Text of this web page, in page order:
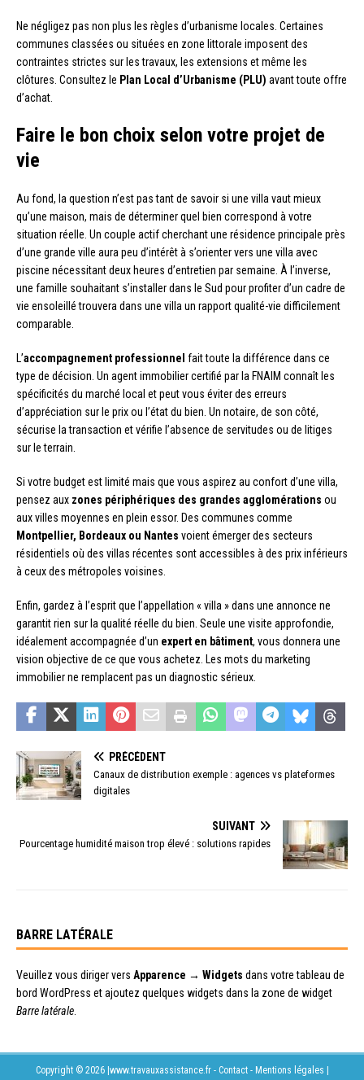
Ne négligez pas non plus les règles d’urbanisme locales. Certaines
communes classées ou situées en zone littorale imposent des
contraintes strictes sur les travaux, les extensions et même les
clôtures. Consultez le Plan Local d’Urbanisme (PLU) avant toute offre
d’achat.
Faire le bon choix selon votre projet de
vie
Au fond, la question n’est pas tant de savoir si une villa vaut mieux
qu’une maison, mais de déterminer quel bien correspond à votre
situation réelle. Un couple actif cherchant une résidence principale près
d’une grande ville aura peu d’intérêt à s’orienter vers une villa avec
piscine nécessitant deux heures d’entretien par semaine. À l’inverse,
une famille souhaitant s’installer dans le Sud pour profiter d’un cadre de
vie ensoleillé trouvera dans une villa un rapport qualité-vie difficilement
comparable.
L’accompagnement professionnel fait toute la différence dans ce
type de décision. Un agent immobilier certifié par la FNAIM connaît les
spécificités du marché local et peut vous éviter des erreurs
d’appréciation sur le prix ou l’état du bien. Un notaire, de son côté,
sécurise la transaction et vérifie l’absence de servitudes ou de litiges
sur le terrain.
Si votre budget est limité mais que vous aspirez au confort d’une villa,
pensez aux zones périphériques des grandes agglomérations ou
aux villes moyennes en plein essor. Des communes comme
Montpellier, Bordeaux ou Nantes voient émerger des secteurs
résidentiels où des villas récentes sont accessibles à des prix inférieurs
à ceux des métropoles voisines.
Enfin, gardez à l’esprit que l’appellation « villa » dans une annonce ne
garantit rien sur la qualité réelle du bien. Seule une visite approfondie,
idéalement accompagnée d’un expert en bâtiment, vous donnera une
vision objective de ce que vous achetez. Les mots du marketing
immobilier ne remplacent pas un diagnostic sérieux.
PRÉCÉDENT
Canaux de distribution exemple : agences vs plateformes
digitales
SUIVANT
Pourcentage humidité maison trop élevé : solutions rapides
BARRE LATÉRALE
Veuillez vous diriger vers Apparence → Widgets dans votre tableau de
bord WordPress et ajoutez quelques widgets dans la zone de widget
Barre latérale
Copyright © 2026 |www.travauxassistance.fr - Contact - Mentions légales